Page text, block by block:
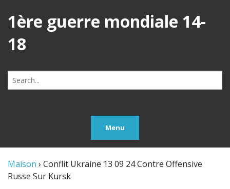
1ère guerre mondiale 14-
18
Search
for:
Menu
Maison › Conflit Ukraine 13 09 24 Contre Offensive
Russe Sur Kursk